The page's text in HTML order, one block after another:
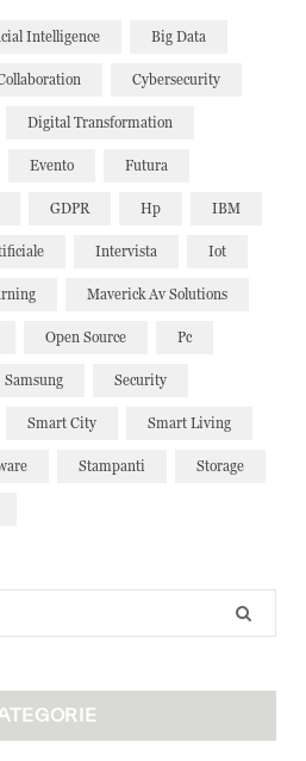
Intelligence Big Data
Cybersecurity
Digital Transformation
Evento Futura
GDPR Hp IBM
Intervista Iot
Maverick Av Solutions
Open Source Pc
Samsung Security
Smart City Smart Living
Stampanti Storage